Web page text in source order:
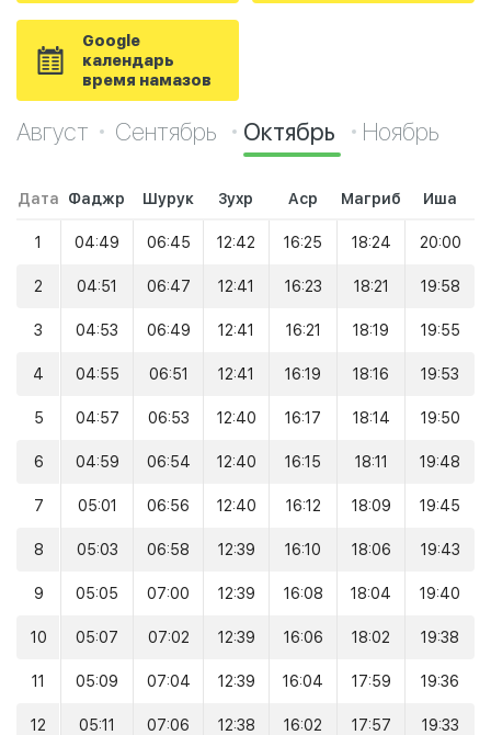
Google
календарь
время намазов
Август Сентябрь Октябрь Ноябрь
Дата Фаджр Шурук Зухр Аср Магриб Иша
1 04:49 06:45 12:42 16:25 18:24 20:00
2 04:51 06:47 12:41 16:23 18:21 19:58
3 04:53 06:49 12:41 16:21 18:19 19:55
4 04:55 06:51 12:41 16:19 18:16 19:53
5 04:57 06:53 12:40 16:17 18:14 19:50
6 04:59 06:54 12:40 16:15 18:11 19:48
7 05:01 06:56 12:40 16:12 18:09 19:45
8 05:03 06:58 12:39 16:10 18:06 19:43
9 05:05 07:00 12:39 16:08 18:04 19:40
10 05:07 07:02 12:39 16:06 18:02 19:38
11 05:09 07:04 12:39 16:04 17:59 19:36
12 05:11 07:06 12:38 16:02 17:57 19:33